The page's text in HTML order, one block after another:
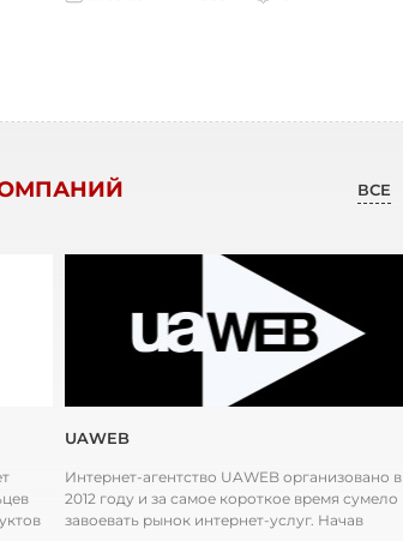
ВСЕ
UAWEB
Интернет-агентство UAWEB организовано в
2012 году и за самое короткое время сумело
завоевать рынок интернет-услуг. Начав